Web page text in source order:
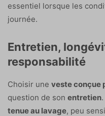
essentiel lorsque les
journée.
Entretien,
responsabilité
Choisir une veste conçue
question de son entretien
tenue au lavage, peu